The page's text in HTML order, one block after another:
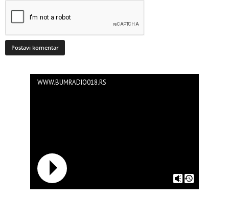
WWW.BUMRADIO018.RS